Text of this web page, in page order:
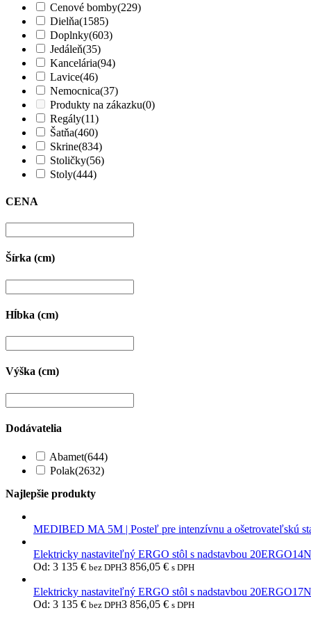
Cenové bomby(229)
Dielňa(1585)
Doplnky(603)
Jedáleň(35)
Kancelária(94)
Lavice(46)
Nemocnica(37)
Produkty na zákazku(0)
Regály(11)
Šatňa(460)
Skrine(834)
Stoličky(56)
Stoly(444)
CENA
Šírka (cm)
Hĺbka (cm)
Výška (cm)
Dodávatelia
Abamet(644)
Polak(2632)
Najlepšie produkty
MEDIBED MA 5M | Posteľ pre intenzívnu a ošetrovateľskú
Elektricky nastaviteľný ERGO stôl s nadstavbou 20ERGO14N
Od: 3 135 € bez DPH3 856,05 € s DPH
Elektricky nastaviteľný ERGO stôl s nadstavbou 20ERGO17N
Od: 3 135 € bez DPH3 856,05 € s DPH